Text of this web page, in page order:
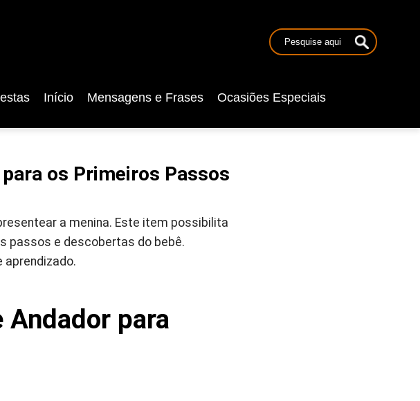
Início Mensagens e Frases Ocasiões Especiais
os Primeiros Passos
a menina. Este item possibilita
passos e descobertas do bebê.
aprendizado.
Andador para